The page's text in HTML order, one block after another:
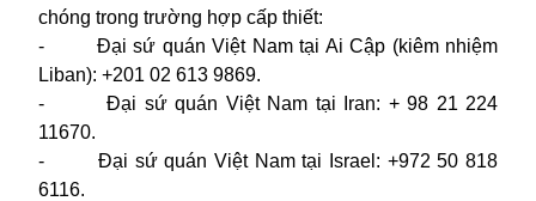
chóng trong trường hợp cấp thiết:
- Đại sứ quán Việt Nam tại Ai Cập (kiêm nhiệm
Liban): +201 02 613 9869.
- Đại sứ quán Việt Nam tại Iran: + 98 21 224
11670.
- Đại sứ quán Việt Nam tại Israel: +972 50 818
6116.